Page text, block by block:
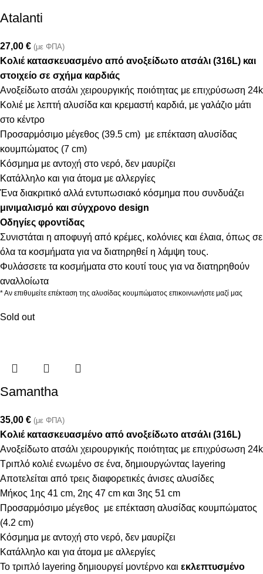
Atalanti
27,00 € (με ΦΠΑ)
Κολιέ κατασκευασμένο από ανοξείδωτο ατσάλι (316L) και
στοιχείο σε σχήμα καρδιάς
Ανοξείδωτο ατσάλι χειρουργικής ποιότητας με επιχρύσωση 24k
Κολιέ με λεπτή αλυσίδα και κρεμαστή καρδιά, με γαλάζιο μάτι
στο κέντρο
Προσαρμόσιμο μέγεθος (39.5 cm) με επέκταση αλυσίδας
κουμπώματος (7 cm)
Κόσμημα με αντοχή στο νερό, δεν μαυρίζει
Κατάλληλο και για άτομα με αλλεργίες
Ένα διακριτικό αλλά εντυπωσιακό κόσμημα που συνδυάζει
μινιμαλισμό και σύγχρονο design
Οδηγίες φροντίδας
Συνιστάται η αποφυγή από κρέμες, κολόνιες και έλαια, όπως σε
όλα τα κοσμήματα για να διατηρηθεί η λάμψη τους.
Φυλάσσετε τα κοσμήματα στο κουτί τους για να διατηρηθούν
αναλλοίωτα
* Αν επιθυμείτε επέκταση της αλυσίδας κουμπώματος επικοινωνήστε μαζί μας
Sold out
Samantha
35,00 € (με ΦΠΑ)
Κολιέ κατασκευασμένο από ανοξείδωτο ατσάλι (316L)
Ανοξείδωτο ατσάλι χειρουργικής ποιότητας με επιχρύσωση 24k
Τριπλό κολιέ ενωμένο σε ένα, δημιουργώντας layering
Αποτελείται από τρεις διαφορετικές άνισες αλυσίδες
Μήκος 1ης 41 cm, 2ης 47 cm και 3ης 51 cm
Προσαρμόσιμο μέγεθος με επέκταση αλυσίδας κουμπώματος
(4.2 cm)
Κόσμημα με αντοχή στο νερό, δεν μαυρίζει
Κατάλληλο και για άτομα με αλλεργίες
Το τριπλό layering δημιουργεί μοντέρνο και εκλεπτυσμένο